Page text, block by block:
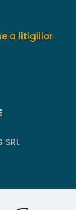
a litigiilor
SRL